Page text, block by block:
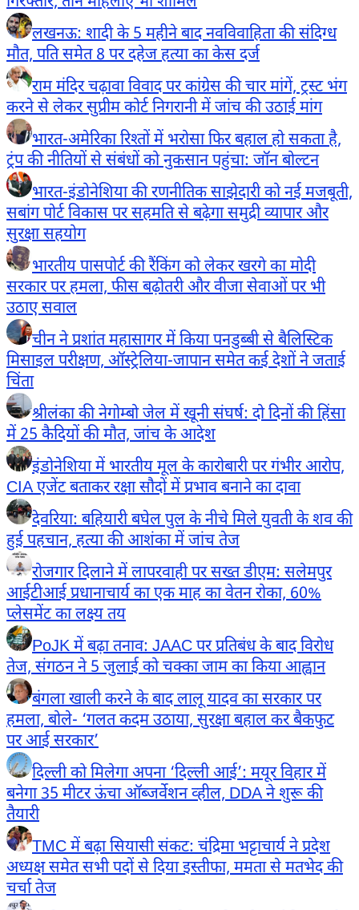
लखनऊ: शादी के 5 महीने बाद नवविवाहिता की संदिग्ध
मौत, पति समेत 8 पर दहेज हत्या का केस दर्ज
राम मंदिर चढ़ावा विवाद पर कांग्रेस की चार मांगें, ट्रस्ट भंग
करने से लेकर सुप्रीम कोर्ट निगरानी में जांच की उठाई मांग
भारत-अमेरिका रिश्तों में भरोसा फिर बहाल हो सकता है,
ट्रंप की नीतियों से संबंधों को नुकसान पहुंचा: जॉन बोल्टन
भारत-इंडोनेशिया की रणनीतिक साझेदारी को नई मजबूती,
सबांग पोर्ट विकास पर सहमति से बढ़ेगा समुद्री व्यापार और
सुरक्षा सहयोग
भारतीय पासपोर्ट की रैंकिंग को लेकर खरगे का मोदी
सरकार पर हमला, फीस बढ़ोतरी और वीजा सेवाओं पर भी
उठाए सवाल
चीन ने प्रशांत महासागर में किया पनडुब्बी से बैलिस्टिक
मिसाइल परीक्षण, ऑस्ट्रेलिया-जापान समेत कई देशों ने जताई
चिंता
श्रीलंका की नेगोम्बो जेल में खूनी संघर्ष: दो दिनों की हिंसा
में 25 कैदियों की मौत, जांच के आदेश
इंडोनेशिया में भारतीय मूल के कारोबारी पर गंभीर आरोप,
CIA एजेंट बताकर रक्षा सौदों में प्रभाव बनाने का दावा
देवरिया: बहियारी बघेल पुल के नीचे मिले युवती के शव की
हुई पहचान, हत्या की आशंका में जांच तेज
रोजगार दिलाने में लापरवाही पर सख्त डीएम: सलेमपुर
आईटीआई प्रधानाचार्य का एक माह का वेतन रोका, 60%
प्लेसमेंट का लक्ष्य तय
PoJK में बढ़ा तनाव: JAAC पर प्रतिबंध के बाद विरोध
तेज, संगठन ने 5 जुलाई को चक्का जाम का किया आह्वान
बंगला खाली करने के बाद लालू यादव का सरकार पर
हमला, बोले- ‘गलत कदम उठाया, सुरक्षा बहाल कर बैकफुट
पर आई सरकार’
दिल्ली को मिलेगा अपना ‘दिल्ली आई’: मयूर विहार में
बनेगा 35 मीटर ऊंचा ऑब्जर्वेशन व्हील, DDA ने शुरू की
तैयारी
TMC में बढ़ा सियासी संकट: चंद्रिमा भट्टाचार्य ने प्रदेश
अध्यक्ष समेत सभी पदों से दिया इस्तीफा, ममता से मतभेद की
चर्चा तेज